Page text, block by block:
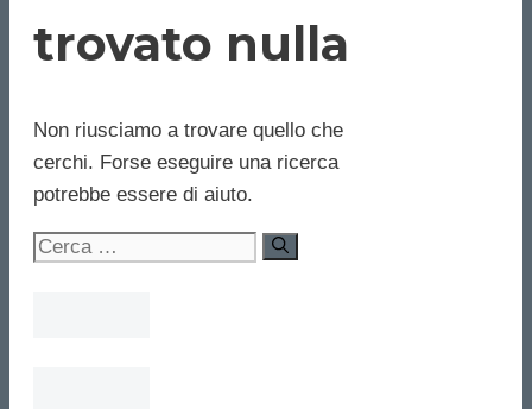
trovato nulla
Non riusciamo a trovare quello che
cerchi. Forse eseguire una ricerca
potrebbe essere di aiuto.
Ricerca